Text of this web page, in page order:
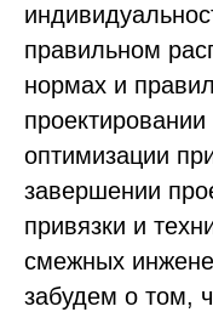
правильном
нормах и
оптимизации
завершении
привязки и
смежных
забудем о том,